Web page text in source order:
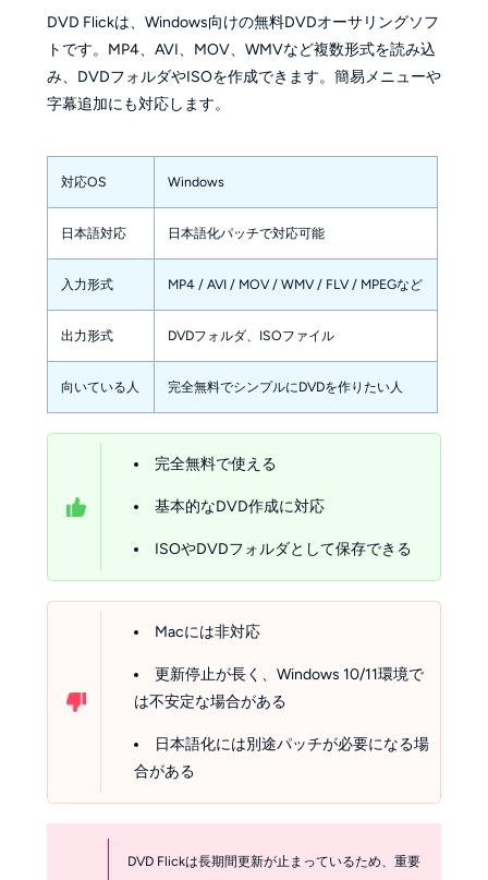
DVD Flickは、Windows向けの無料DVDオーサリングソフ
トです。MP4、AVI、MOV、WMVなど複数形式を読み込
み、DVDフォルダやISOを作成できます。簡易メニューや
字幕追加にも対応します。
対応OS Windows
日本語対応 日本語化パッチで対応可能
入力形式 MP4 / AVI / MOV / WMV / FLV / MPEGなど
出力形式 DVDフォルダ、ISOファイル
向いている人 完全無料でシンプルにDVDを作りたい人
完全無料で使える
基本的なDVD作成に対応
ISOやDVDフォルダとして保存できる
Macには非対応
更新停止が長く、Windows 10/11環境で
は不安定な場合がある
日本語化には別途パッチが必要になる場
合がある
DVD Flickは長期間更新が止まっているため、重要